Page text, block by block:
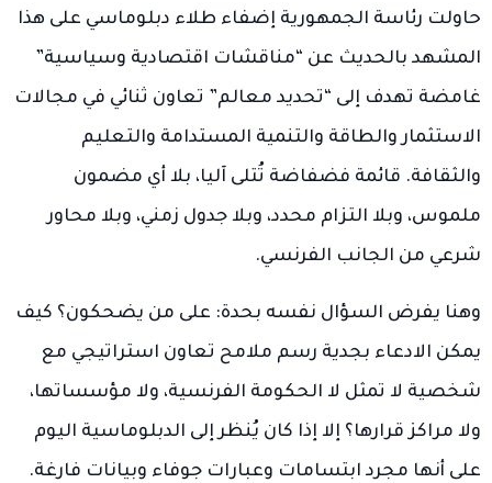
حاولت رئاسة الجمهورية إضفاء طلاء دبلوماسي على هذا
المشهد بالحديث عن “مناقشات اقتصادية وسياسية”
غامضة تهدف إلى “تحديد معالم” تعاون ثنائي في مجالات
الاستثمار والطاقة والتنمية المستدامة والتعليم
والثقافة. قائمة فضفاضة تُتلى آليا، بلا أي مضمون
ملموس، وبلا التزام محدد، وبلا جدول زمني، وبلا محاور
شرعي من الجانب الفرنسي.
وهنا يفرض السؤال نفسه بحدة: على من يضحكون؟ كيف
يمكن الادعاء بجدية رسم ملامح تعاون استراتيجي مع
شخصية لا تمثل لا الحكومة الفرنسية، ولا مؤسساتها،
ولا مراكز قرارها؟ إلا إذا كان يُنظر إلى الدبلوماسية اليوم
على أنها مجرد ابتسامات وعبارات جوفاء وبيانات فارغة.